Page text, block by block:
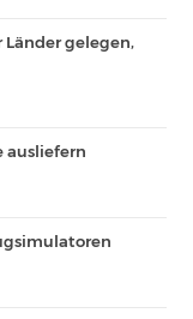
gelegen,
ausliefern